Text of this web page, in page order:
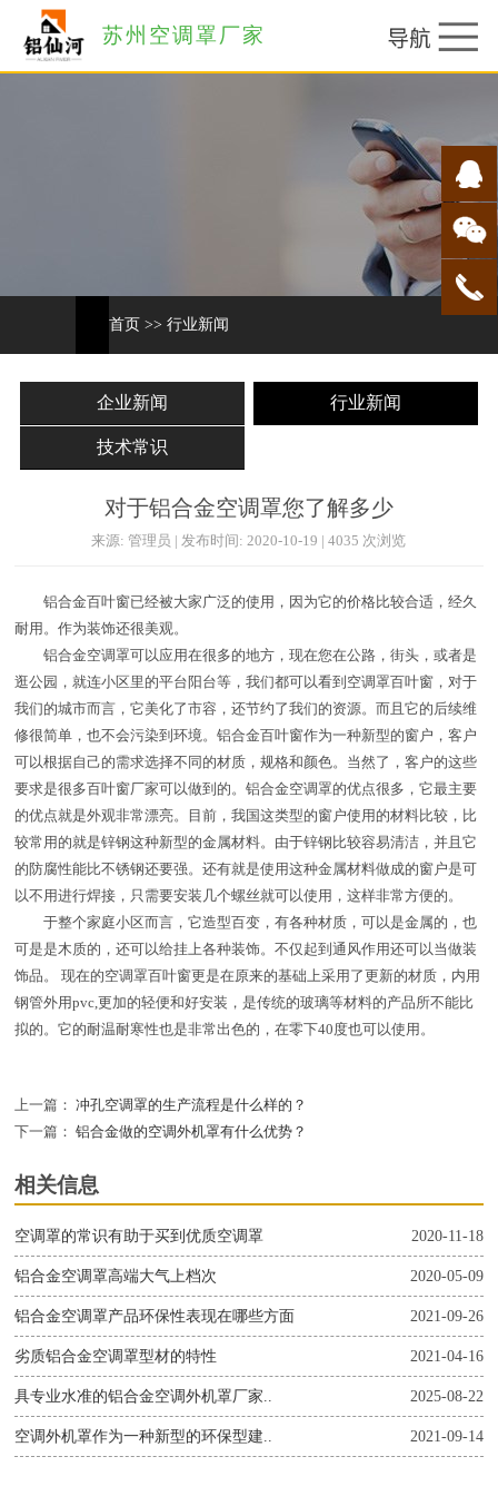
苏州空调罩厂家
首页 >> 行业新闻
企业新闻 行业新闻
技术常识
对于铝合金空调罩您了解多少
来源: 管理员 | 发布时间: 2020-10-19 | 4035 次浏览
铝合金百叶窗已经被大家广泛的使用，因为它的价格比较合适，经久
耐用。作为装饰还很美观。
铝合金空调罩可以应用在很多的地方，现在您在公路，街头，或者是
逛公园，就连小区里的平台阳台等，我们都可以看到空调罩百叶窗，对于
我们的城市而言，它美化了市容，还节约了我们的资源。而且它的后续维
修很简单，也不会污染到环境。铝合金百叶窗作为一种新型的窗户，客户
可以根据自己的需求选择不同的材质，规格和颜色。当然了，客户的这些
要求是很多百叶窗厂家可以做到的。铝合金空调罩的优点很多，它最主要
的优点就是外观非常漂亮。目前，我国这类型的窗户使用的材料比较，比
较常用的就是锌钢这种新型的金属材料。由于锌钢比较容易清洁，并且它
的防腐性能比不锈钢还要强。还有就是使用这种金属材料做成的窗户是可
以不用进行焊接，只需要安装几个螺丝就可以使用，这样非常方便的。
于整个家庭小区而言，它造型百变，有各种材质，可以是金属的，也
可是是木质的，还可以给挂上各种装饰。不仅起到通风作用还可以当做装
饰品。 现在的空调罩百叶窗更是在原来的基础上采用了更新的材质，内用
钢管外用pvc,更加的轻便和好安装，是传统的玻璃等材料的产品所不能比
拟的。它的耐温耐寒性也是非常出色的，在零下40度也可以使用。
上一篇： 冲孔空调罩的生产流程是什么样的？
下一篇： 铝合金做的空调外机罩有什么优势？
相关信息
2020-11-18
空调罩的常识有助于买到优质空调罩
2020-05-09
铝合金空调罩高端大气上档次
2021-09-26
铝合金空调罩产品环保性表现在哪些方面
2021-04-16
劣质铝合金空调罩型材的特性
2025-08-22
具专业水准的铝合金空调外机罩厂家..
2021-09-14
空调外机罩作为一种新型的环保型建..